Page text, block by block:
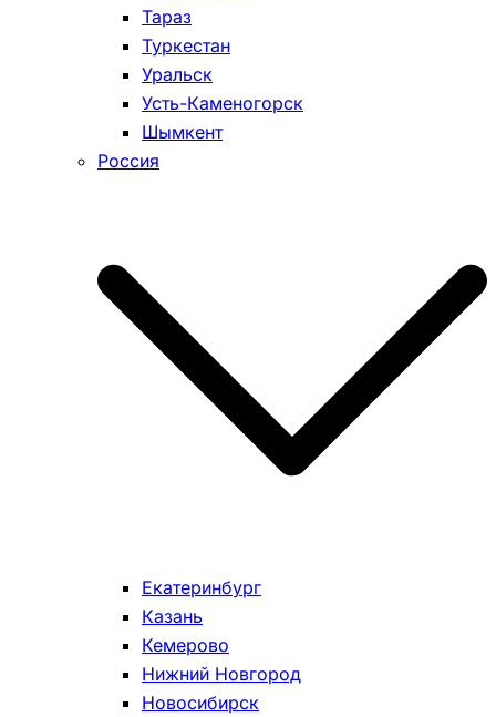
Тараз
Туркестан
Уральск
Усть-Каменогорск
Шымкент
Россия
Екатеринбург
Казань
Кемерово
Нижний Новгород
Новосибирск